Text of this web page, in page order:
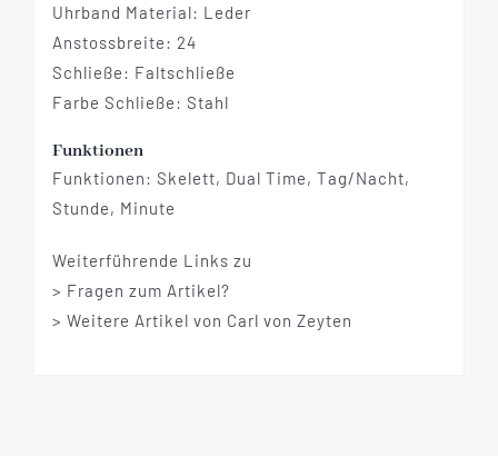
Uhrband Material: Leder
Anstossbreite: 24
Schließe: Faltschließe
Farbe Schließe: Stahl
Funktionen
Funktionen: Skelett, Dual Time, Tag/Nacht,
Stunde, Minute
Weiterführende Links zu
> Fragen zum Artikel?
> Weitere Artikel von Carl von Zeyten